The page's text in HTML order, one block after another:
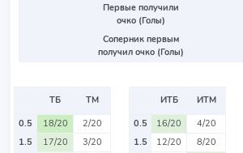
Первые получили
очко (Голы)
Соперник первым
получил очко (Голы)
ТБ
ТМ
0.5
18/20
2/20
1.5
17/20
3/20
ИТБ
ИТМ
0.5
16/20
4/20
1.5
12/20
8/20